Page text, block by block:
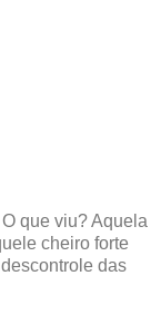
que viu? Aquela
cheiro forte
das